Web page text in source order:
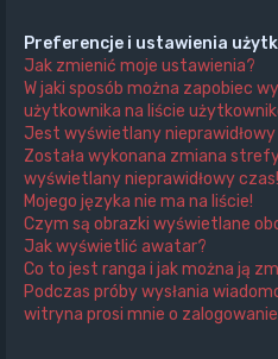
Preferencje i ustawienia
Jak zmienić moje ustawienia?
W jaki sposób można zapobiec
użytkownika na liście
Jest wyświetlany nieprawidłowy
Została wykonana zmiana
wyświetlany nieprawidłowy czas!
Mojego języka nie ma na liście!
Czym są obrazki wyświetlane
Jak wyświetlić awatar?
Co to jest ranga i jak można ją
Podczas próby wysłania
witryna prosi mnie o